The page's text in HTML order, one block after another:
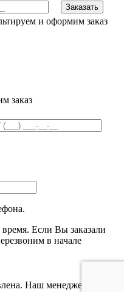
Заказать
и оформим заказ
заказ
Если Вы заказали
в начале
Наш менеджер с Вами